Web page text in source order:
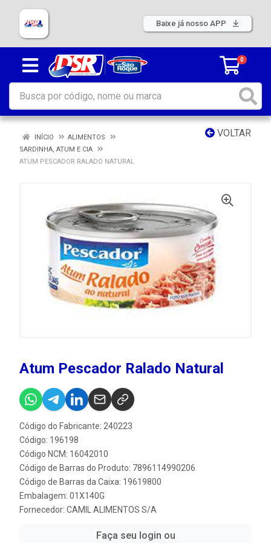
Baixe já nosso APP
0
VOLTAR
INÍCIO
ALIMENTOS
SARDINHA, ATUM E CIA
ATUM PESCADOR RALADO NATURAL
Atum Pescador Ralado Natural
Código do Fabricante: 240223
Código: 196198
Código NCM: 16042010
Código de Barras do Produto: 7896114990206
Código de Barras da Caixa: 19619800
Embalagem: 01X140G
Fornecedor: CAMIL ALIMENTOS S/A
Faça seu login ou